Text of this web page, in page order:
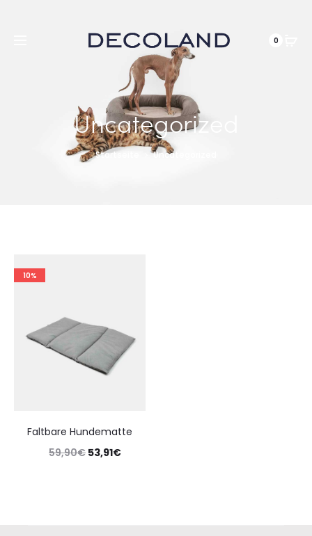
0
Uncategorized
Startseite Uncategorized
10%
Faltbare Hundematte
59,90€ 53,91€